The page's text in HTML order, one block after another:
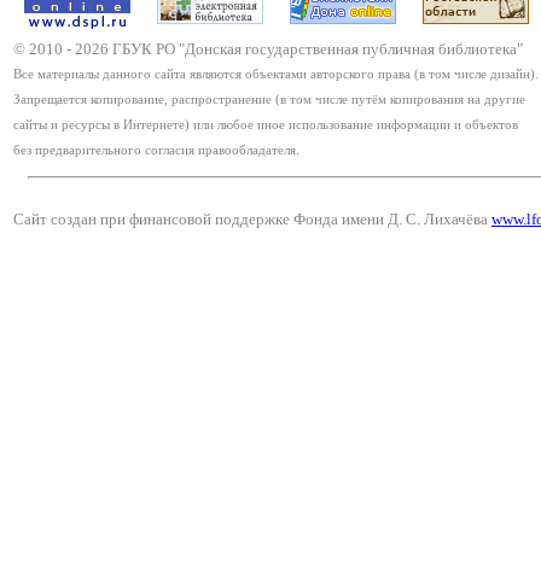
© 2010 - 2026 ГБУК РО "Донская государственная публичная библиотека"
Все материалы данного сайта являются объектами авторского права (в том числе дизайн).
Запрещается копирование, распространение (в том числе путём копирования на другие
сайты и ресурсы в Интернете) или любое иное использование информации и объектов
без предварительного согласия правообладателя.
Сайт создан при финансовой поддержке Фонда имени Д. С. Лихачёва